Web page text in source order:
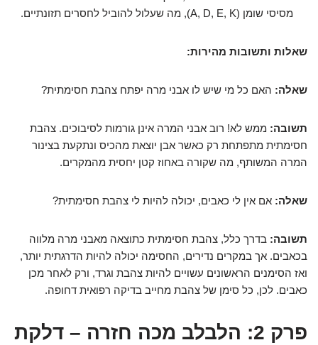
מסיסי שומן (A, D, E, K), מה שעלול להוביל לחסרים תזונתיים.
שאלות ותשובות מהירות:
שאלה: האם כל מי שיש לו אבני מרה יפתח צהבת חסימתית?
תשובה: ממש לא! רוב אבני המרה אינן גורמות לסיבוכים. צהבת
חסימתית מתפתחת רק כאשר אבן יוצאת מהכיס ונתקעת בצינור
המרה המשותף, מה שקורה באחוז קטן יחסית מהמקרים.
שאלה: אם אין לי כאבים, יכולה להיות לי צהבת חסימתית?
תשובה: בדרך כלל, צהבת חסימתית כתוצאה מאבני מרה מלווה
בכאבים. אך במקרים נדירים, החסימה יכולה להיות הדרגתית יותר,
ואז הסימנים הראשונים עשויים להיות צהבת וגרד, ורק לאחר מכן
כאבים. לכן, כל סימן של צהבת מחייב בדיקה רפואית דחופה.
פרק 2: הלבלב מכה חזרה – דלקת